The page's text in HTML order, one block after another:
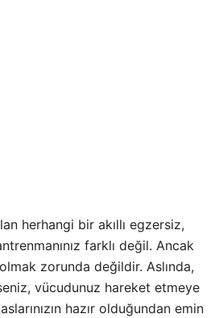
herhangi bir akıllı egzersiz,
farklı değil. Ancak
zorunda değildir. Aslında,
vücudunuz hareket etmeye
hazır olduğundan emin